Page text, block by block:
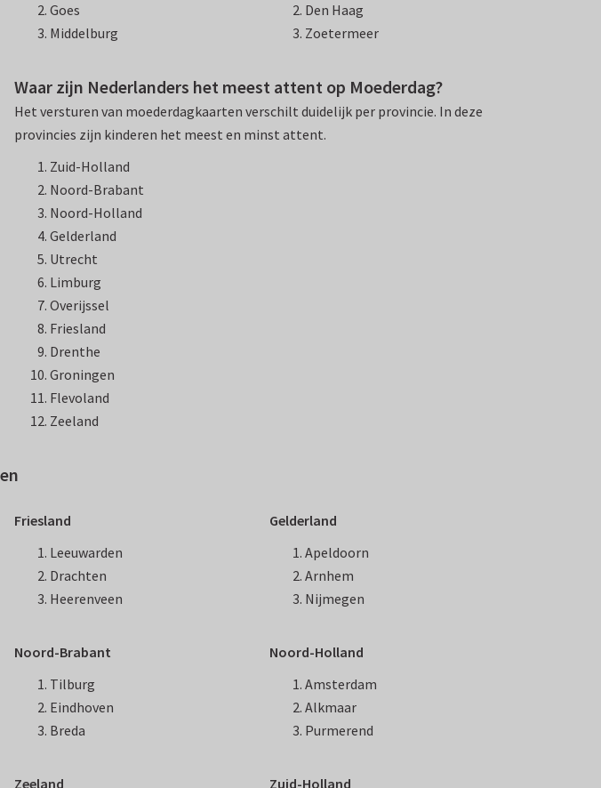
Goes
Middelburg
Den Haag
Zoetermeer
Waar zijn Nederlanders het meest attent op Moederdag?
Het versturen van moederdagkaarten verschilt duidelijk per provincie. In deze
provincies zijn kinderen het meest en minst attent.
Zuid-Holland
Noord-Brabant
Noord-Holland
Gelderland
Utrecht
Limburg
Overijssel
Friesland
Drenthe
Groningen
Flevoland
Zeeland
Friesland
Leeuwarden
Drachten
Heerenveen
Gelderland
Apeldoorn
Arnhem
Nijmegen
Noord-Brabant
Tilburg
Eindhoven
Breda
Noord-Holland
Amsterdam
Alkmaar
Purmerend
Zeeland Zuid-Holland